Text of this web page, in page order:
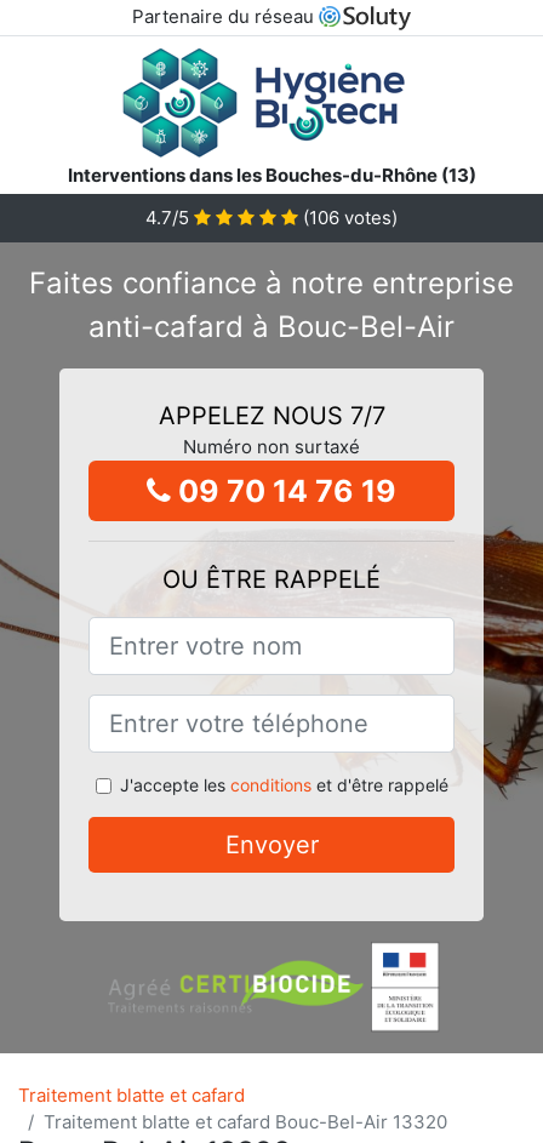
Partenaire du réseau
Interventions dans les Bouches-du-Rhône (13)
4.7/5
(106 votes)
Faites confiance à notre entreprise
anti-cafard à Bouc-Bel-Air
APPELEZ NOUS 7/7
Numéro non surtaxé
09 70 14 76 19
OU ÊTRE RAPPELÉ
J'accepte les conditionset d'être rappelé
Envoyer
Traitement blatte et cafard
Traitement blatte et cafard Bouc-Bel-Air 13320